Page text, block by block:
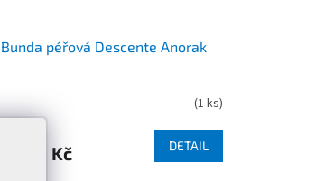
Bunda péřová Descente Anorak
(1 ks)
9 999 Kč DETAIL